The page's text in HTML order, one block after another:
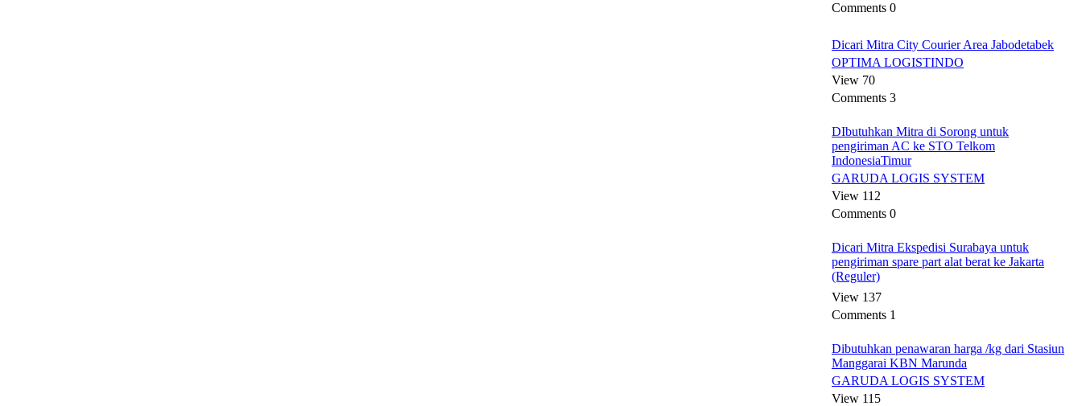
Comments 0
Dicari Mitra City Courier Area Jabodetabek
OPTIMA LOGISTINDO
View 70
Comments 3
DIbutuhkan Mitra di Sorong untuk
pengiriman AC ke STO Telkom
IndonesiaTimur
GARUDA LOGIS SYSTEM
View 112
Comments 0
Dicari Mitra Ekspedisi Surabaya untuk
pengiriman spare part alat berat ke Jakarta
(Reguler)
View 137
Comments 1
Dibutuhkan penawaran harga /kg dari Stasiun
Manggarai KBN Marunda
GARUDA LOGIS SYSTEM
View 115